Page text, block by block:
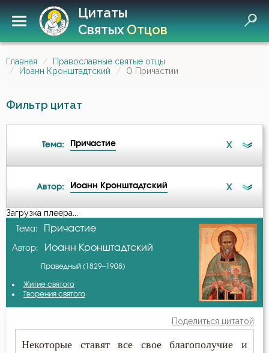
Цитаты
СвятыхОтцов
Главная
Православные святые отцы
Иоанн Кронштадтский
О Причастии
Фильтр цитат
Тема: Причастие X
Беда
Бедность
Благочестие
Ближний
Будущее
Автор: Иоанн Кронштадтский X
А-я
Авва Исайя (Скитский)
Авва Филимон
Амвросий Оптинский (Гренков)
Загрузка плеера...
Тема: Причастие
Автор: Иоанн Кронштадтский
Праведный (1829–1908)
Житие святого
Творения святого
Поделиться цитатой
Некоторые ставят все свое благополучие и